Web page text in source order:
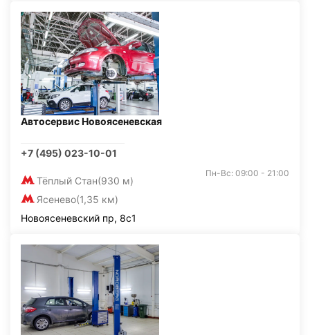
Автосервис Новоясеневская
+7 (495) 023-10-01
Тёплый Стан(930 м)
Ясенево(1,35 км)
Пн-Вс: 09:00 - 21:00
Новоясеневский пр, 8с1